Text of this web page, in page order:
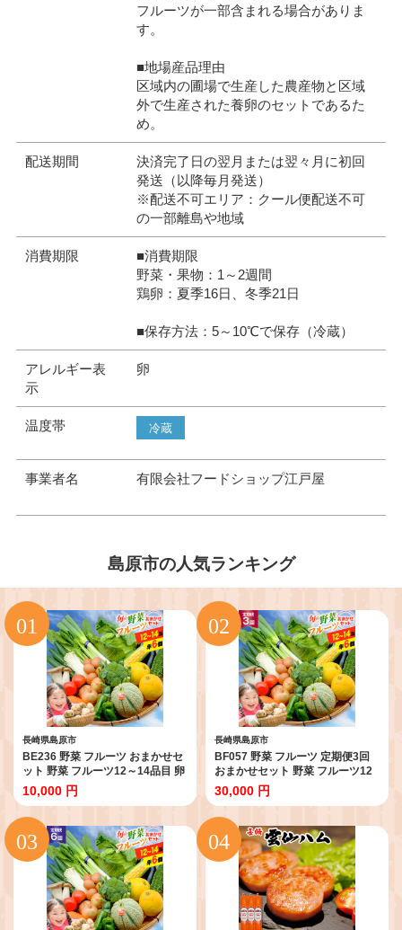
フルーツが一部含まれる場合がありま
す。
■地場産品理由
区域内の圃場で生産した農産物と区域
外で生産された養卵のセットであるた
め。
配送期間
決済完了日の翌月または翌々月に初回
発送（以降毎月発送）
※配送不可エリア：クール便配送不可
の一部離島や地域
消費期限
■消費期限
野菜・果物：1～2週間
鶏卵：夏季16日、冬季21日
■保存方法：5～10℃で保存（冷蔵）
アレルギー表
示
卵
温度帯 冷蔵
事業者名 有限会社フードショップ江戸屋
島原市の人気ランキング
長崎県島原市
BE236 野菜 フルーツ おまかせセ
ット 野菜 フルーツ12～14品目 卵
6玉 [ 野菜 果物 フルーツ 卵 鶏卵
セット 詰め合わせ 産地直送 春 夏
秋 冬 フードショップ江戸屋 長崎
県 島原市 ふるさと納税 ]
10,000 円
長崎県島原市
BF057 野菜 フルーツ 定期便3回
おまかせセット 野菜 フルーツ12
～14品目 卵6玉 [ 野菜 果物 フルー
ツ 卵 鶏卵 セット 詰め合わせ 産地
直送 春 夏 秋 冬 フードショップ江
戸屋 長崎県 島原市 ふるさと納税 ]
30,000 円